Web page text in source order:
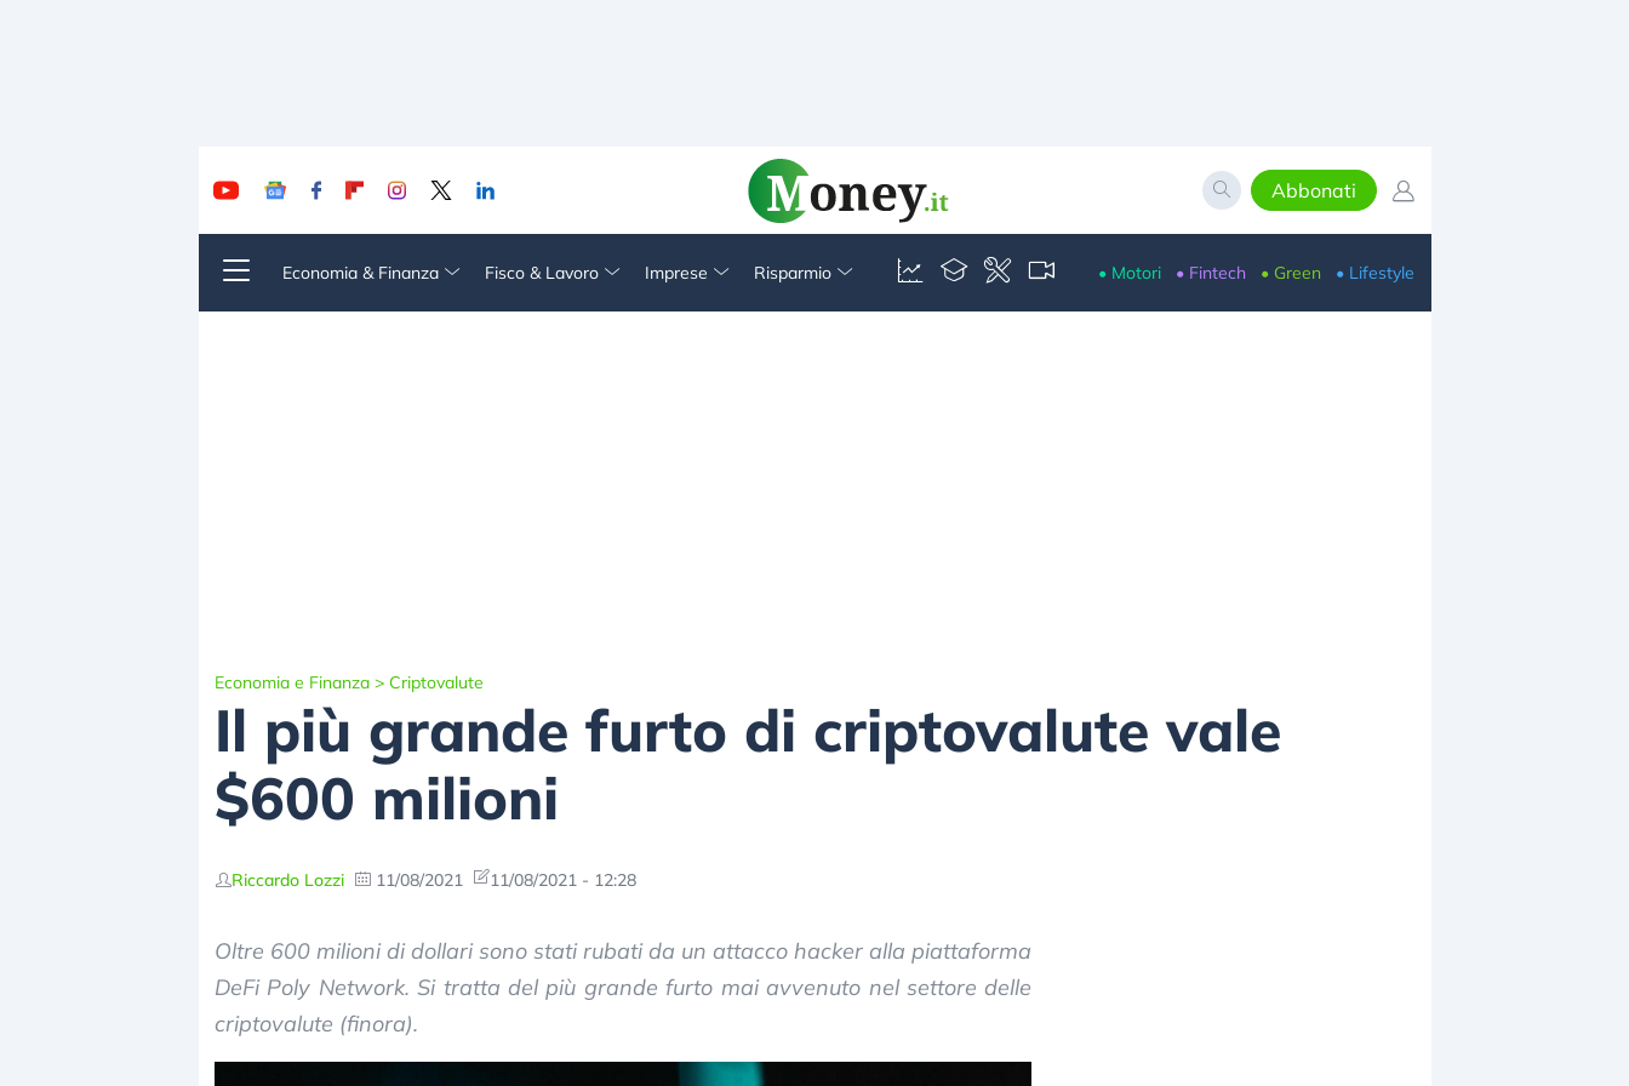
Abbonati
Economia & Finanza Fisco & Lavoro Imprese Risparmio • Motori • Fintech • Green • Lifestyle
Economia e Finanza > Criptovalute
Il più grande furto di criptovalute vale
$600 milioni
Riccardo Lozzi 11/08/2021 11/08/2021 - 12:28
Oltre 600 milioni di dollari sono stati rubati da un attacco hacker alla piattaforma
DeFi Poly Network. Si tratta del più grande furto mai avvenuto nel settore delle
criptovalute (finora).